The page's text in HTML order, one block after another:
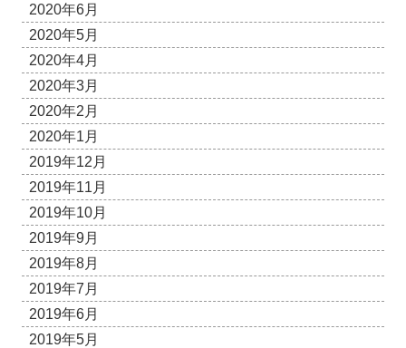
2020年6月
2020年5月
2020年4月
2020年3月
2020年2月
2020年1月
2019年12月
2019年11月
2019年10月
2019年9月
2019年8月
2019年7月
2019年6月
2019年5月